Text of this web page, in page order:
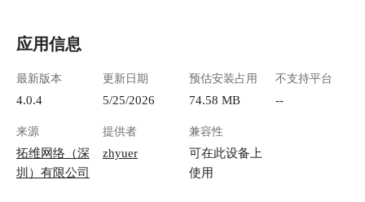
应用信息
最新版本
4.0.4
更新日期
5/25/2026
预估安装占用
74.58 MB
不支持平台
--
来源
拓维网络（深
圳）有限公司
提供者
zhyuer
兼容性
可在此设备上
使用